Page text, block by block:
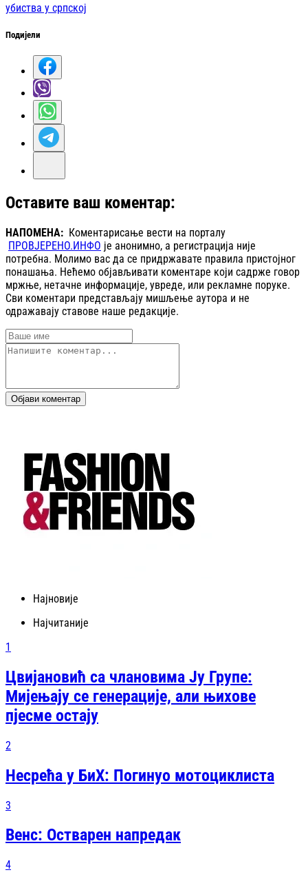
убиства у српској
Подијели
Оставите ваш коментар:
НАПОМЕНА: Коментарисање вести на порталу
ПРОВЈЕРЕНО.ИНФО је анонимно, а регистрација није
потребна. Молимо вас да се придржавате правила пристојног
понашања. Нећемо објављивати коментаре који садрже говор
мржње, нетачне информације, увреде, или рекламне поруке.
Сви коментари представљају мишљење аутора и не
одражавају ставове наше редакције.
Објави коментар
Најновије
Најчитаније
1
Цвијановић са члановима Ју Групе:
Мијењају се генерације, али њихове
пјесме остају
2
Несрећа у БиХ: Погинуо мотоциклиста
3
Венс: Остварен напредак
4